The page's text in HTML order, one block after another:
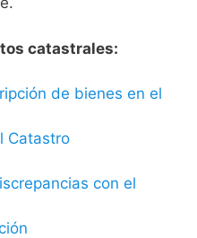
catastrales:
de bienes en el
Catastro
con el